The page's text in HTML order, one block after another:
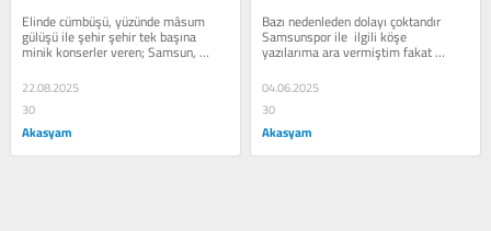
Elinde cümbüşü, yüzünde mâsum
gülüşü ile şehir şehir tek başına
minik konserler veren; Samsun,
Alaçam, Yakakent ve Bafra'da...
22.08.2025
30
Akasyam
Bazı nedenleden dolayı çoktandır
Samsunspor ile  ilgili köşe
yazılarıma ara vermiştim fakat
Samsunspor'un her  maçını
medyadan, spor...
04.06.2025
30
Akasyam